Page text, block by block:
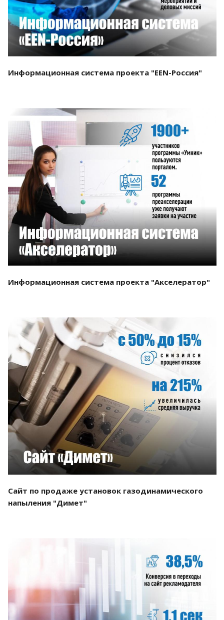
Информационная система проекта "EEN-Россия"
Смотреть проект
Информационная система проекта "Акселератор"
Смотреть проект
Сайт по продаже установок газодинамического
напыления "Димет"